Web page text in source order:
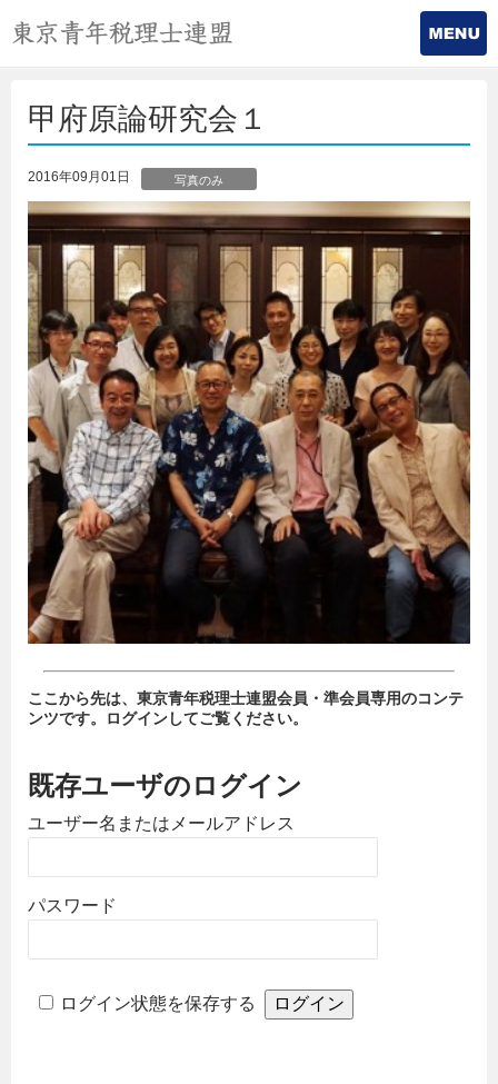
甲府原論研究会１
2016年09月01日 写真のみ
ここから先は、東京青年税理士連盟会員・準会員専用のコンテ
ンツです。ログインしてご覧ください。
既存ユーザのログイン
ユーザー名またはメールアドレス
パスワード
ログイン状態を保存する